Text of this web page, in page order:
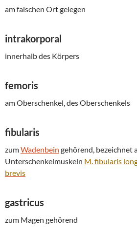
am falschen Ort gelegen
intrakorporal
innerhalb des Körpers
femoris
am Oberschenkel, des Oberschenkels
fibularis
zumWadenbein gehörend, bezeichnet
Unterschenkelmuskeln M. fibularis
brevis
gastricus
zum Magen gehörend